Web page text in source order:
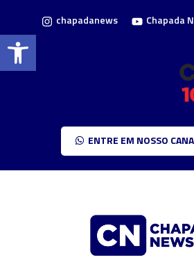
Barra de Ferramentas Aberta
chapadanews Chapada
ENTRE EM NOSSO